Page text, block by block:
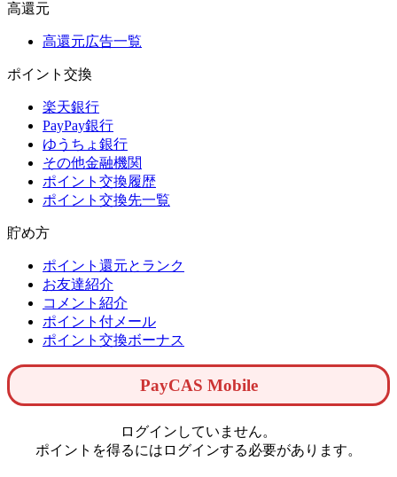
高還元
高還元広告一覧
ポイント交換
楽天銀行
PayPay銀行
ゆうちょ銀行
その他金融機関
ポイント交換履歴
ポイント交換先一覧
貯め方
ポイント還元とランク
お友達紹介
コメント紹介
ポイント付メール
ポイント交換ボーナス
PayCAS Mobile
ログインしていません。
ポイントを得るにはログインする必要があります。